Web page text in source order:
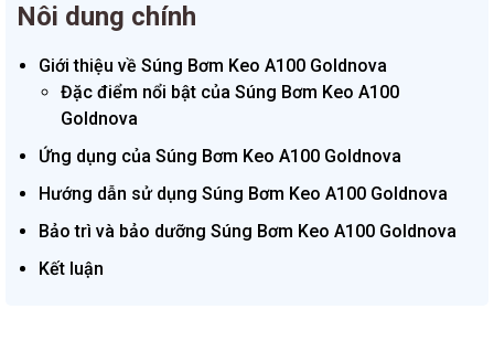
Nôi dung chính
Giới thiệu về Súng Bơm Keo A100 Goldnova
Đặc điểm nổi bật của Súng Bơm Keo A100
Goldnova
Ứng dụng của Súng Bơm Keo A100 Goldnova
Hướng dẫn sử dụng Súng Bơm Keo A100 Goldnova
Bảo trì và bảo dưỡng Súng Bơm Keo A100 Goldnova
Kết luận